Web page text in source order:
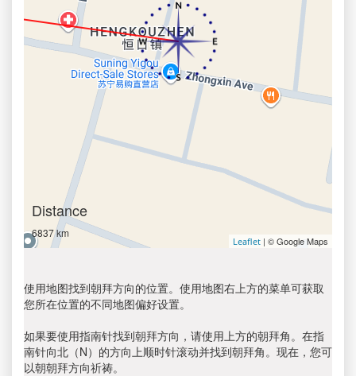
Distance
6837 km
Leaflet | © Google Maps
使用地图找到朝拜方向的位置。使用地图右上方的菜单可获取
您所在位置的不同地图偏好设置。
如果要使用指南针找到朝拜方向，请使用上方的朝拜角。在指
南针向北（N）的方向上顺时针滚动并找到朝拜角。现在，您可
以朝朝拜方向祈祷。